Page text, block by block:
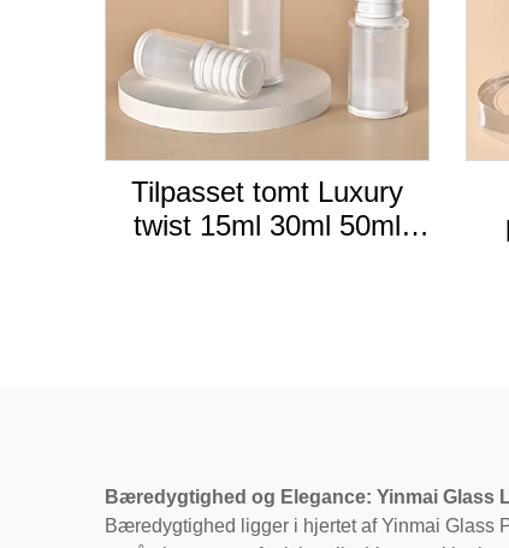
Tilpasset tomt Luxury
twist 15ml 30ml 50ml
Bæredygtighed og Elegance: Yinmai Glass
Bæredygtighed ligger i hjertet af Yinmai Glass